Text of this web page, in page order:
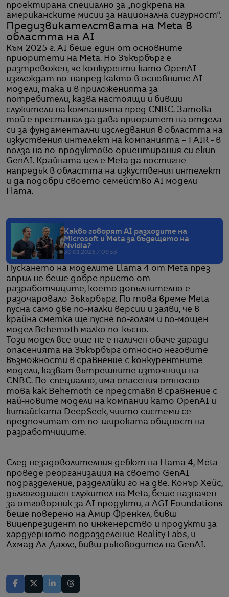
проектирана специално за „подкрепа на
американските мисии за национална сигурност“.
Предизвикателствата на Meta в
областта на AI
Към 2025 г. AI беше един от основните
приоритети на Meta. Но Зъкърбърг е
разтревожен, че конкуренти като OpenAI
изглеждат по-напред както в основните AI
модели, така и в приложенията за
потребители, казва настоящи и бивши
служители на компанията пред CNBC. Затова
той е престанал да дава приоритет на отдела
си за фундаментални изследвания в областта на
изкуствения интелект на компанията – FAIR - в
полза на по-продуктово ориентирания си екип
GenAI. Крайната цел е Meta да постигне
напредък в областта на изкуствения интелект
и да подобри своето семейство AI модели
Llama.
Какво говорят AI разходите на
Microsoft и Meta за бъдещето на
Nvidia?
30.01.2025 / 06:53
Пускането на моделите Llama 4 от Meta през
април не беше добре прието от
разработчиците, което допълнително е
разочаровало Зъкърбърг. По това време Meta
пусна само две по-малки версии и заяви, че в
крайна сметка ще пусне по-голям и по-мощен
модел Behemoth малко по-късно.
Този модел все още не е наличен обаче заради
опасенията на Зъкърбърг относно неговите
възможности в сравнение с конкурентните
модели, казват вътрешните източници на
CNBC. По-специално, има опасения относно
това как Behemoth се представя в сравнение с
най-новите модели на компании като OpenAI и
китайската DeepSeek, чиито системи се
предпочитат от по-широката общност на
разработчиците.
След незадоволителния дебют на Llama 4, Meta
проведе реорганизация на своето GenAI
подразделение, разделяйки го на две. Конър Хейс,
дългогодишен служител на Meta, беше назначен
за отговорник за AI продукти, а AGI Foundations
беше поверено на Амир Френкел, бивш
вицепрезидент по инженерство и продукти за
хардуерното подразделение Reality Labs, и
Ахмад Ал-Дахле, бивш ръководител на GenAI.